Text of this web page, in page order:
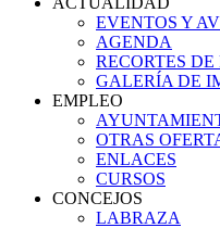
EVENTOS Y
AGENDA
RECORTES DE
GALERÍA DE
EMPLEO
OTRAS
ENLACES
CURSOS
CONCEJOS
LABRAZA